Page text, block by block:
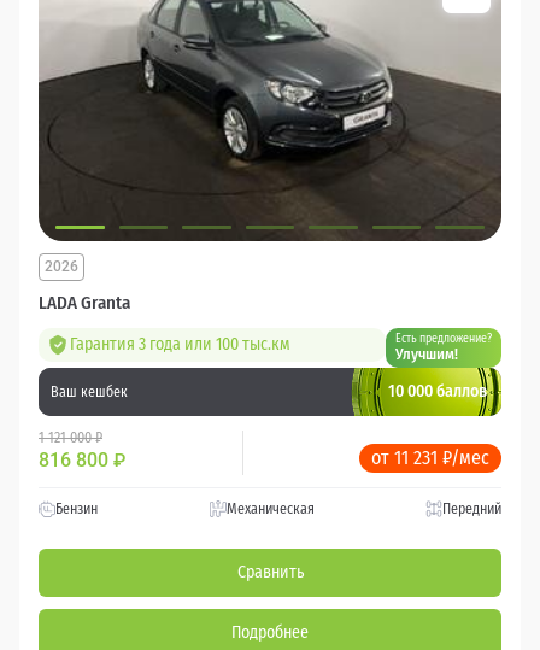
LADA Granta
2026
Гарантия 3 года или 100 тыс.км Есть предложение?
Улучшим!
Ваш кешбек 10 000 баллов
1 121 000 ₽
816 800 ₽ от 11 231 ₽/мес
Бензин Механическая Передний
Сравнить
Подробнее